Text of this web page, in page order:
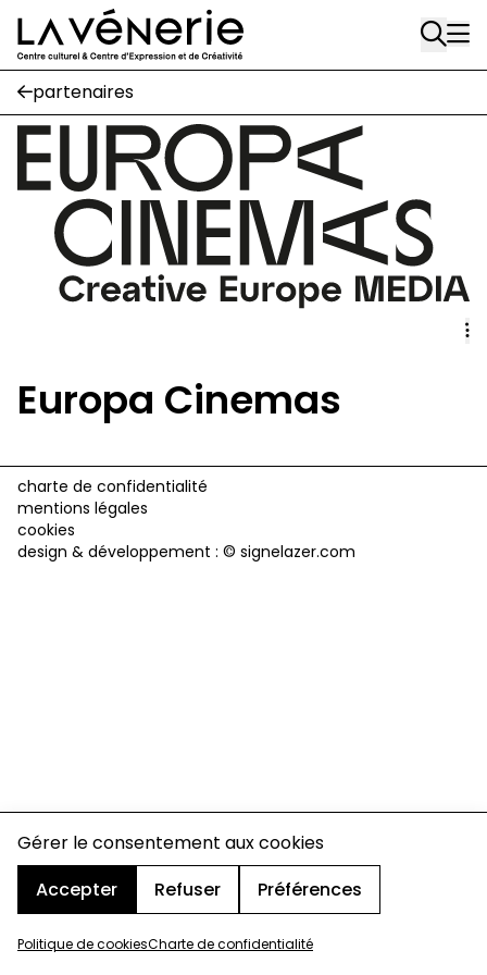
Gérer le consentement aux cookies
Accepter
Refuser Préférences
Politique de cookiesCharte de confidentialité
Aller au contenu principal
Rue Gratès, 3
1170 Watermael-Boitsfort
02 663 85 50
Écuries
Place Gilson, 3
1170 Watermael-Boitsfort
02 663 85 50
suivez-nous
AA
partenaires
Europa Cinemas
charte de confidentialité
mentions légales
cookies
design & développement : © signelazer.com